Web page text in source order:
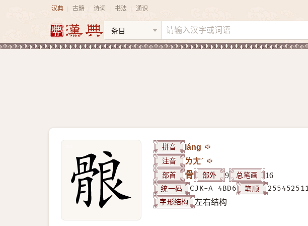
汉典 古籍 诗词 书法 通识
拼音 láng
注音 ㄌㄤˊ
部首 骨 部外 9 总笔画 16
统一码 CJK-A 4BD6 笔顺
字形结构 左右结构